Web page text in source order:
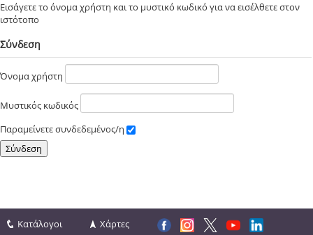
Εισάγετε το όνομα χρήστη και το μυστικό κωδικό για να εισέλθετε στον
ιστότοπο
Σύνδεση
Όνομα χρήστη
Μυστικός κωδικός
Παραμείνετε συνδεδεμένος/η
Κατάλογοι Χάρτες